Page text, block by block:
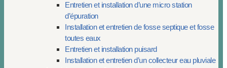
Entretien et installation d’une micro station
d’épuration
Installation et entretien de fosse septique et fosse
toutes eaux
Entretien et installation puisard
Installation et entretien d’un collecteur eau pluviale